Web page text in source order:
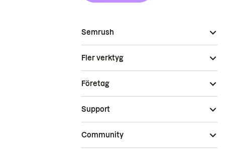
Semrush
Fler verktyg
Företag
Support
Community